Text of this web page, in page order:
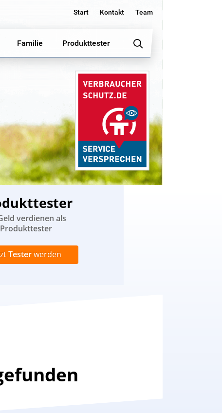
Start Kontakt Team
Familie Produkttester
verdienen als
Produkttester
Testerwerden